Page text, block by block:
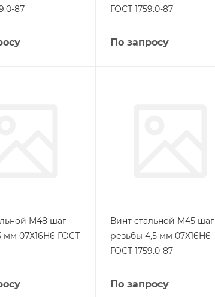
87
ГОСТ 1759.0-87
По запросу
М48 шаг
мм 07Х16Н6 ГОСТ
Винт стальной М45 шаг
резьбы 4,5 мм 07Х16Н6
ГОСТ 1759.0-87
По запросу